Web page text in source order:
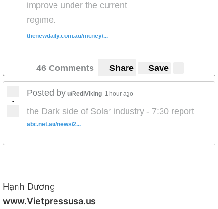
improve under the current
regime.
thenewdaily.com.au/money/...
46 Comments Share Save
•
Posted by u/RediViking 1 hour ago
the Dark side of Solar industry - 7:30 report
abc.net.au/news/2...
Hạnh Dương
www.Vietpressusa.us